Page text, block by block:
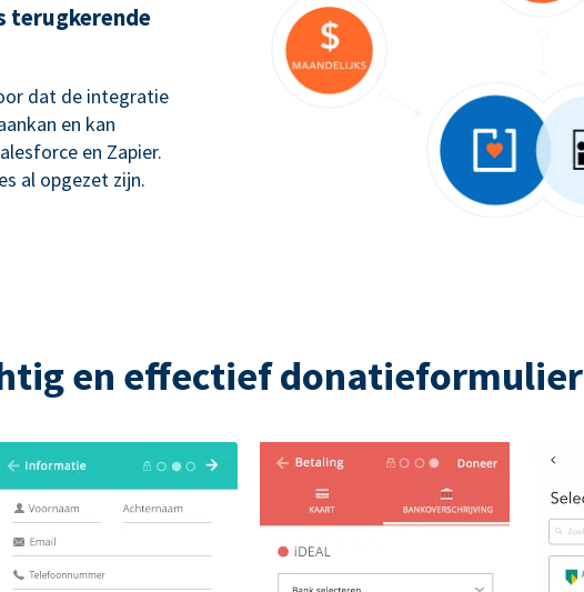
terugkerende
dat de integratie
en kan
en Zapier.
al opgezet zijn.
en effectief donatieformulier